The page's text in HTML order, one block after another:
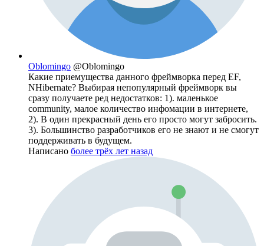
Oblomingo @Oblomingo
Какие приемущества данного фреймворка перед EF,
NHibernate? Выбирая непопулярный фреймворк вы
сразу получаете ред недостатков: 1). маленькое
community, малое количество инфомации в интернете,
2). В один прекрасный день его просто могут забросить.
3). Большинство разработчиков его не знают и не смогут
поддерживать в будущем.
Написано более трёх лет назад